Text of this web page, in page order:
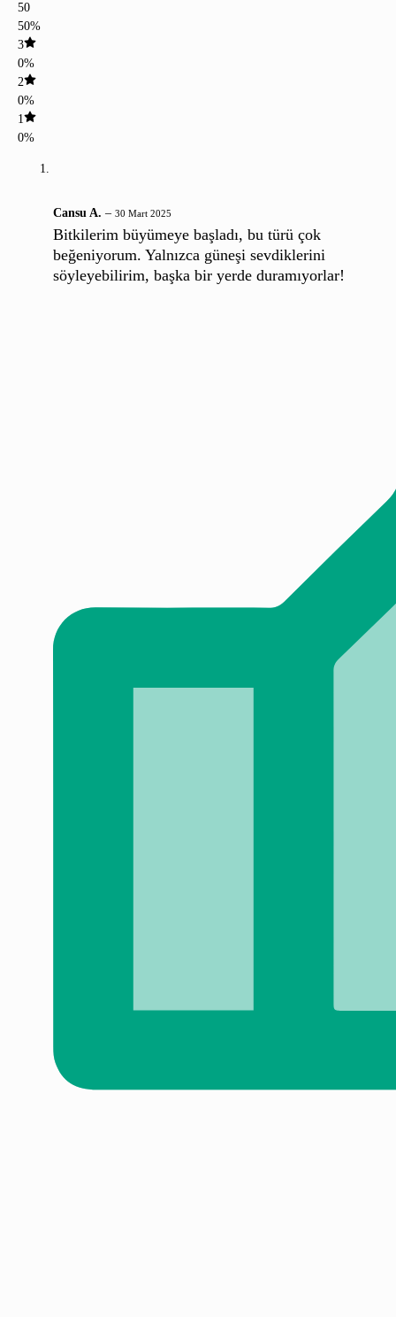
50
50%
3
0%
2
0%
1
0%
Cansu A. – 30 Mart 2025
Bitkilerim büyümeye başladı, bu türü çok
beğeniyorum. Yalnızca güneşi sevdiklerini
söyleyebilirim, başka bir yerde duramıyorlar!